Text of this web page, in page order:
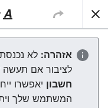
צפונות ויקי
רבי עזרא
העורך ייטען עכשיו. אם
שניות, אפשרלטעון את
סגנוּן
טקסט
אזהרה:
לציבור אם תעשה
חשבון יאפשרו
המשתמש שלך